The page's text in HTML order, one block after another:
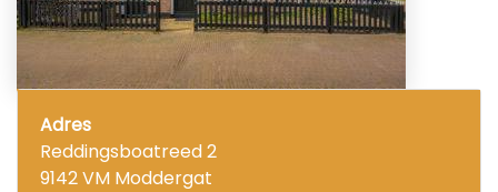
Adres
Reddingsboatreed 2
9142 VM Moddergat